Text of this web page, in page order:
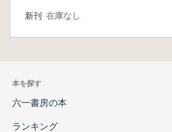
新刊 在庫なし
本を探す
六一書房の本
ランキング